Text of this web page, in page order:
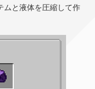
ムと液体を圧縮して作